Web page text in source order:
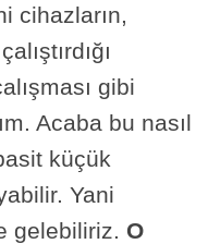
cihazların,
gibi
Acaba bu nasıl
küçük
Yani
gelebiliriz. O